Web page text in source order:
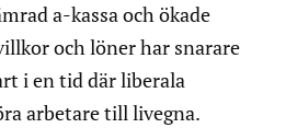
a-kassa och ökade
och löner har snarare
i en tid där liberala
arbetare till livegna.